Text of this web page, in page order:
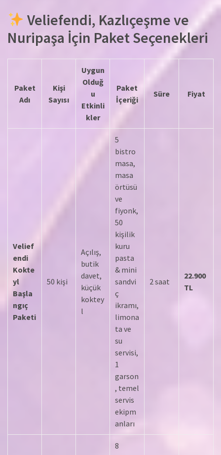
Veliefendi, Kazlıçeşme ve
Nuripaşa İçin Paket Seçenekleri
Paket
Adı
Kişi
Sayısı
Uygun
Olduğ
u
Etkinli
kler
Paket
İçeriği
Süre Fiyat
Velief
endi
Kokte
yl
Başla
ngıç
Paketi
50 kişi
Açılış,
butik
davet,
küçük
koktey
l
5
bistro
masa,
masa
örtüsü
ve
fiyonk,
50
kişilik
kuru
pasta
& mini
sandvi
ç
ikramı,
limona
ta ve
su
servisi,
1
garson
, temel
servis
ekipm
anları
2 saat
22.900
TL
8